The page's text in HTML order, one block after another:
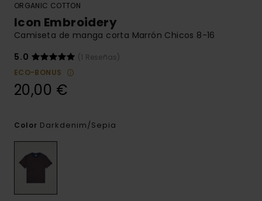
ORGANIC COTTON
Icon Embroidery
Camiseta de manga corta Marrón Chicos 8-16
5.0
(1 Reseñas)
ECO-BONUS
20,00 €
Color Darkdenim/sepia